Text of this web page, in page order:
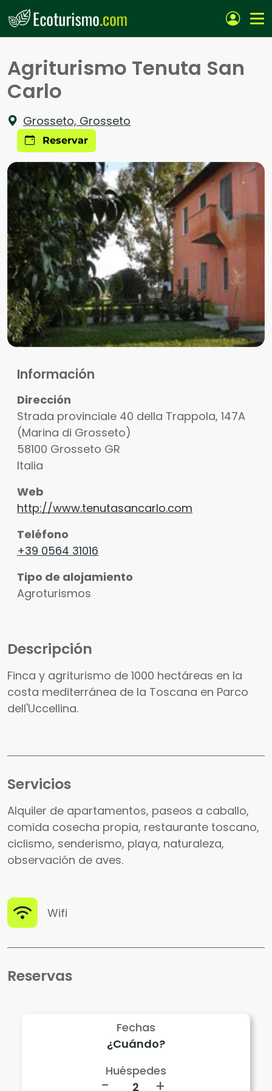
Pasar al contenido principal
Agriturismo Tenuta San
Carlo
Grosseto, Grosseto
Reservar
Información
Dirección
Strada provinciale 40 della Trappola, 147A
(Marina di Grosseto)
58100 Grosseto GR
Italia
Web
http://www.tenutasancarlo.com
Teléfono
+39 0564 31016
Tipo de alojamiento
Agroturismos
Descripción
Finca y agriturismo de 1000 hectáreas en la
costa mediterránea de la Toscana en Parco
dell'Uccellina.
Servicios
Alquiler de apartamentos, paseos a caballo,
comida cosecha propia, restaurante toscano,
ciclismo, senderismo, playa, naturaleza,
observación de aves.
Wifi
Reservas
Fechas
Huéspedes
- +